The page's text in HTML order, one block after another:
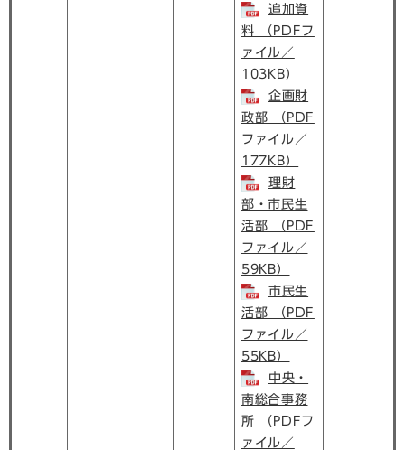
追加資
料 （PDFフ
ァイル／
103KB）
企画財
政部 （PDF
ファイル／
177KB）
理財
部・市民生
活部 （PDF
ファイル／
59KB）
市民生
活部 （PDF
ファイル／
55KB）
中央・
南総合事務
所 （PDFフ
ァイル／